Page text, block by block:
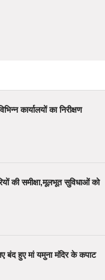
कार्यालयों का निरीक्षण
की समीक्षा,मूलभूत सुविधाओं को
बंद हुए मां यमुना मंदिर के कपाट